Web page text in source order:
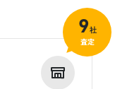
9社
査定